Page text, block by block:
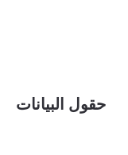
حقول البيانات